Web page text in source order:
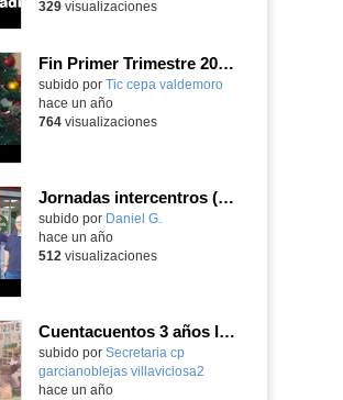
329visualizaciones
Fin Primer Trimestre 2024-2025
subido por Tic cepa valdemoro-
hace un año
764visualizaciones
Jornadas intercentros (proyecto de innovación fabricación aditiva)
subido por Daniel G.
hace un año
512 visualizaciones
Cuentacuentos 3 años Iraida Azuara "Mi muro"
Contenido educativo.
subido por Secretaria cp
garcianoblejas villaviciosa2
hace un año